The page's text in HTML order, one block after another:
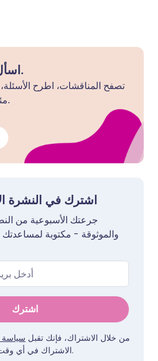
اسأل، شارك، تواصل.
تصفح المناقشات، اطرح
مئات المواضيع الصحية.
اشترك في النشرة
جرعتك الأسبوعية من
والموثوقة - مكتوبة لمساعدتك
اشترك
من خلال الاشتراك، فإنك تقبل سياسة
الاشتراك في أي وقت. نحن لا نبيع بياناتك أبدًا.